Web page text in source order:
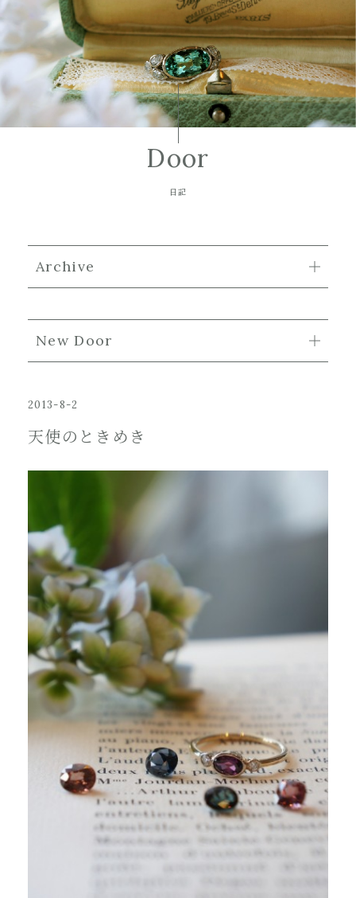
Door
日記
Archive
New Door
2013-8-2
天使のときめき